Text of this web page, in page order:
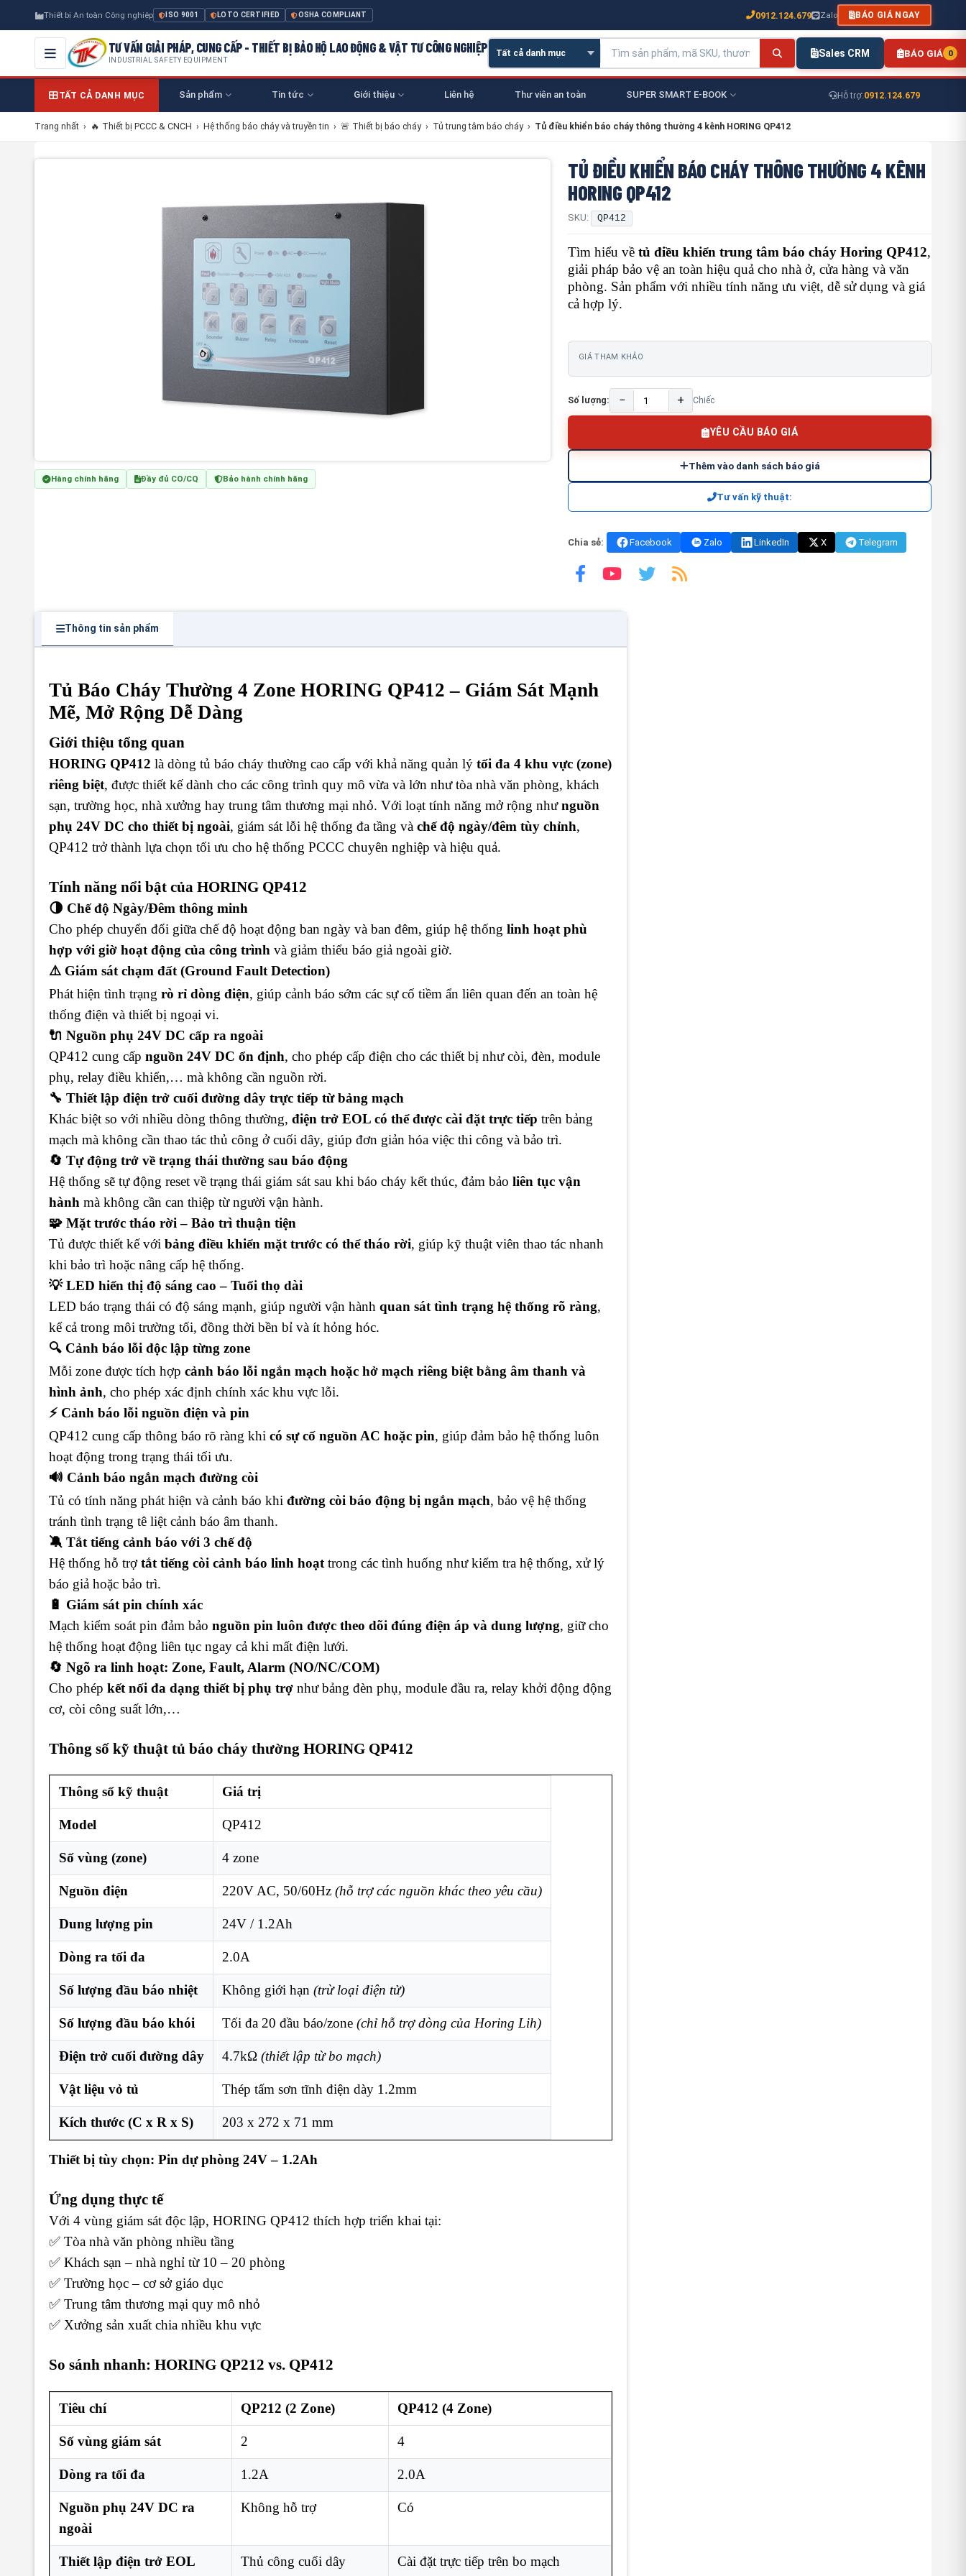
Thiết bị An toàn Công nghiệp ISO 9001 LOTO CERTIFIED OSHA COMPLIANT 0912.124.679 Zalo BÁO GIÁ NGAY
TƯ VẤN GIẢI PHÁP, CUNG CẤP - THIẾT BỊ BẢO HỘ LAO ĐỘNG & VẬT TƯ CÔNG NGHIỆP
INDUSTRIAL SAFETY EQUIPMENT
Sales CRM BÁO GIÁ 0
TẤT CẢ DANH MỤC Sản phẩm Tin tức Giới thiệu Liên hệ Thư viên an toàn SUPER SMART E-BOOK Hỗ trợ:0912.124.679
Trang nhất › 🔥 Thiết bị PCCC & CNCH › Hệ thống báo cháy và truyền tin › 🚨 Thiết bị báo cháy › Tủ trung tâm báo cháy › Tủ điều khiển báo cháy thông thường 4 kênh HORING QP412
Hàng chính hãng Đầy đủ CO/CQ Bảo hành chính hãng
TỦ ĐIỀU KHIỂN BÁO CHÁY THÔNG THƯỜNG 4 KÊNH
HORING QP412
SKU: QP412
Tìm hiểu về tủ điều khiển trung tâm báo cháy Horing QP412,
giải pháp bảo vệ an toàn hiệu quả cho nhà ở, cửa hàng và văn
phòng. Sản phẩm với nhiều tính năng ưu việt, dễ sử dụng và giá
cả hợp lý.
GIÁ THAM KHẢO
Số lượng: − + Chiếc
YÊU CẦU BÁO GIÁ
Thêm vào danh sách báo giá
Tư vấn kỹ thuật:
Chia sẻ: Facebook Zalo LinkedIn X Telegram
Thông tin sản phẩm
Tủ Báo Cháy Thường 4 Zone HORING QP412 – Giám Sát Mạnh
Mẽ, Mở Rộng Dễ Dàng
Giới thiệu tổng quan
HORING QP412 là dòng tủ báo cháy thường cao cấp với khả năng quản lý tối đa 4 khu vực (zone)
riêng biệt, được thiết kế dành cho các công trình quy mô vừa và lớn như tòa nhà văn phòng, khách
sạn, trường học, nhà xưởng hay trung tâm thương mại nhỏ. Với loạt tính năng mở rộng nhưnguồn
phụ 24V DC cho thiết bị ngoài, giám sát lỗi hệ thống đa tầng và chế độ ngày/đêm tùy chỉnh,
QP412 trở thành lựa chọn tối ưu cho hệ thống PCCC chuyên nghiệp và hiệu quả.
Tính năng nổi bật của HORING QP412
🌗 Chế độ Ngày/Đêm thông minh
Cho phép chuyển đổi giữa chế độ hoạt động ban ngày và ban đêm, giúp hệ thống linh hoạt phù
hợp với giờ hoạt động của công trình và giảm thiểu báo giả ngoài giờ.
⚠️ Giám sát chạm đất (Ground Fault Detection)
Phát hiện tình trạng rò rỉ dòng điện, giúp cảnh báo sớm các sự cố tiềm ẩn liên quan đến an toàn hệ
thống điện và thiết bị ngoại vi.
🔌 Nguồn phụ 24V DC cấp ra ngoài
QP412 cung cấp nguồn 24V DC ổn định, cho phép cấp điện cho các thiết bị như còi, đèn, module
phụ, relay điều khiển,… mà không cần nguồn rời.
🔧 Thiết lập điện trở cuối đường dây trực tiếp từ bảng mạch
Khác biệt so với nhiều dòng thông thường, điện trở EOL có thể được cài đặt trực tiếp trên bảng
mạch mà không cần thao tác thủ công ở cuối dây, giúp đơn giản hóa việc thi công và bảo trì.
🔄 Tự động trở về trạng thái thường sau báo động
Hệ thống sẽ tự động reset về trạng thái giám sát sau khi báo cháy kết thúc, đảm bảo liên tục vận
hành mà không cần can thiệp từ người vận hành.
🧩 Mặt trước tháo rời – Bảo trì thuận tiện
Tủ được thiết kế với bảng điều khiển mặt trước có thể tháo rời, giúp kỹ thuật viên thao tác nhanh
khi bảo trì hoặc nâng cấp hệ thống.
💡 LED hiển thị độ sáng cao – Tuổi thọ dài
LED báo trạng thái có độ sáng mạnh, giúp người vận hành quan sát tình trạng hệ thống rõ ràng,
kể cả trong môi trường tối, đồng thời bền bỉ và ít hỏng hóc.
🔍 Cảnh báo lỗi độc lập từng zone
Mỗi zone được tích hợp cảnh báo lỗi ngắn mạch hoặc hở mạch riêng biệt bằng âm thanh và
hình ảnh, cho phép xác định chính xác khu vực lỗi.
⚡ Cảnh báo lỗi nguồn điện và pin
QP412 cung cấp thông báo rõ ràng khi có sự cố nguồn AC hoặc pin, giúp đảm bảo hệ thống luôn
hoạt động trong trạng thái tối ưu.
🔊 Cảnh báo ngắn mạch đường còi
Tủ có tính năng phát hiện và cảnh báo khi đường còi báo động bị ngắn mạch, bảo vệ hệ thống
tránh tình trạng tê liệt cảnh báo âm thanh.
🔕 Tắt tiếng cảnh báo với 3 chế độ
Hệ thống hỗ trợtắt tiếng còi cảnh báo linh hoạt trong các tình huống như kiểm tra hệ thống, xử lý
báo giả hoặc bảo trì.
🔋 Giám sát pin chính xác
Mạch kiểm soát pin đảm bảo nguồn pin luôn được theo dõi đúng điện áp và dung lượng, giữ cho
hệ thống hoạt động liên tục ngay cả khi mất điện lưới.
🔄 Ngõ ra linh hoạt: Zone, Fault, Alarm (NO/NC/COM)
Cho phép kết nối đa dạng thiết bị phụ trợ như bảng đèn phụ, module đầu ra, relay khởi động động
cơ, còi công suất lớn,…
Thông số kỹ thuật tủ báo cháy thường HORING QP412
Thông số kỹ thuật Giá trị
Model QP412
Số vùng (zone) 4 zone
Nguồn điện 220V AC, 50/60Hz (hỗ trợ các nguồn khác theo yêu cầu)
Dung lượng pin 24V / 1.2Ah
Dòng ra tối đa 2.0A
Số lượng đầu báo nhiệt Không giới hạn (trừ loại điện tử)
Số lượng đầu báo khói Tối đa 20 đầu báo/zone (chỉ hỗ trợ dòng của Horing Lih)
Điện trở cuối đường dây 4.7kΩ (thiết lập từ bo mạch)
Vật liệu vỏ tủ Thép tấm sơn tĩnh điện dày 1.2mm
Kích thước (C x R x S) 203 x 272 x 71 mm
Thiết bị tùy chọn: Pin dự phòng 24V – 1.2Ah
Ứng dụng thực tế
Với 4 vùng giám sát độc lập, HORING QP412 thích hợp triển khai tại:
✅ Tòa nhà văn phòng nhiều tầng
✅ Khách sạn – nhà nghỉ từ 10 – 20 phòng
✅ Trường học – cơ sở giáo dục
✅ Trung tâm thương mại quy mô nhỏ
✅ Xưởng sản xuất chia nhiều khu vực
So sánh nhanh: HORING QP212 vs. QP412
Tiêu chí QP212 (2 Zone) QP412 (4 Zone)
Số vùng giám sát 2 4
Dòng ra tối đa 1.2A 2.0A
Nguồn phụ 24V DC ra
ngoài
Không hỗ trợ Có
Thiết lập điện trở EOL Thủ công cuối dây Cài đặt trực tiếp trên bo mạch